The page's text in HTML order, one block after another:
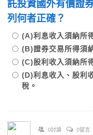
託投資國外有價證
列何者正確？
(A)利息收入須納所
(B)證券交易所得須
(C)股利收入須納所
(D)利息收入、股利
稅。
0討論 0留言